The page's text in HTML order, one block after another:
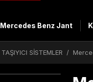
Mercedes Benz Jant
TAŞIYICI SİSTEMLER